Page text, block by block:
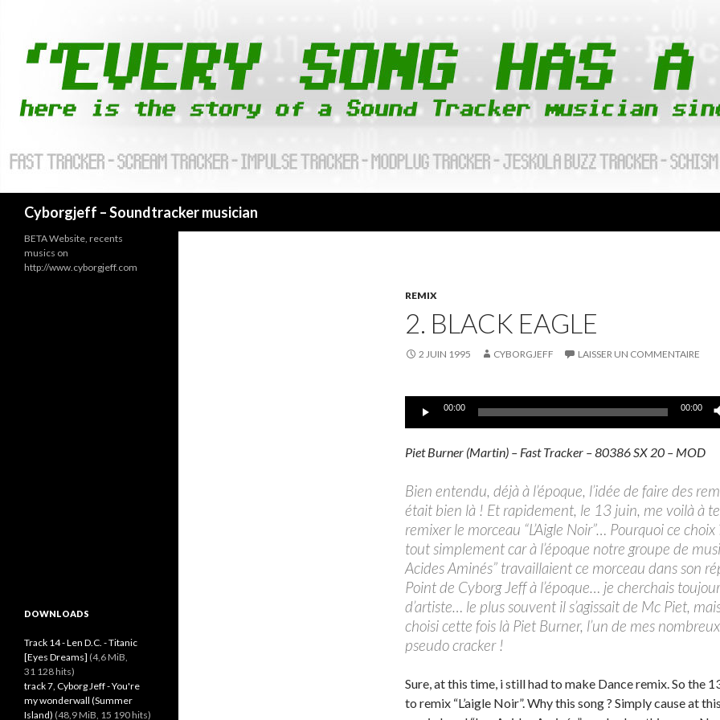
Cyborgjeff – Soundtracker musician
REMIX
2. BLACK EAGLE
2 JUIN 1995 CYBORGJEFF LAISSER UN COMMENTAIRE
Lecteur00:00 00:00
Piet Burner (Martin) – Fast Tracker – 80386 SX 20 – MOD
Bien entendu, déjà à l’époque, l’idée de faire des
était bien là ! Et rapidement, le 13 juin, me voilà à
remixer le morceau “L’Aigle Noir”… Pourquoi ce choix
tout simplement car à l’époque notre groupe de
Acides Aminés” travaillaient ce morceau dans son
Point de Cyborg Jeff à l’époque… je cherchais
d’artiste… le plus souvent il s’agissait de Mc Piet,
choisi cette fois là Piet Burner, l’un de mes
pseudocracker!
Sure, at this time, i still had to make Dance remix. So the
to remix “L’aigle Noir”. Why this song ? Simply cause at
BETA Website, recents
musics on
http://www.cyborgjeff.com
DOWNLOADS
Track 14 - Len D.C. - Titanic
[Eyes Dreams] (4,6 MiB,
31 128 hits)
track 7, Cyborg Jeff - You're
my wonderwall (Summer
Island) (48,9 MiB, 15 190 hits)